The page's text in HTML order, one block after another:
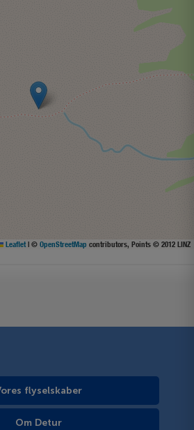
Leaflet | © OpenStreetMap contributors, Points © 2012 LINZ
flyselskaber
Om Detur